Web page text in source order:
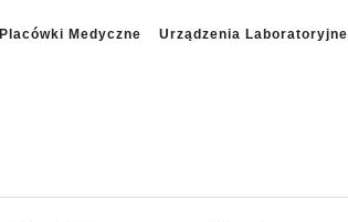
Placówki Medyczne Urządzenia Laboratoryjne